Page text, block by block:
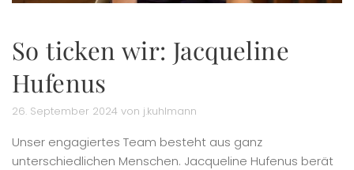
So ticken wir: Jacqueline
Hufenus
26. September 2024 von j.kuhlmann
Unser engagiertes Team besteht aus ganz
unterschiedlichen Menschen. Jacqueline Hufenus berät